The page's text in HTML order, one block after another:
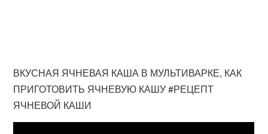
ВКУСНАЯ ЯЧНЕВАЯ КАША В МУЛЬТИВАРКЕ, КАК
ПРИГОТОВИТЬ ЯЧНЕВУЮ КАШУ #РЕЦЕПТ
ЯЧНЕВОЙ КАШИ